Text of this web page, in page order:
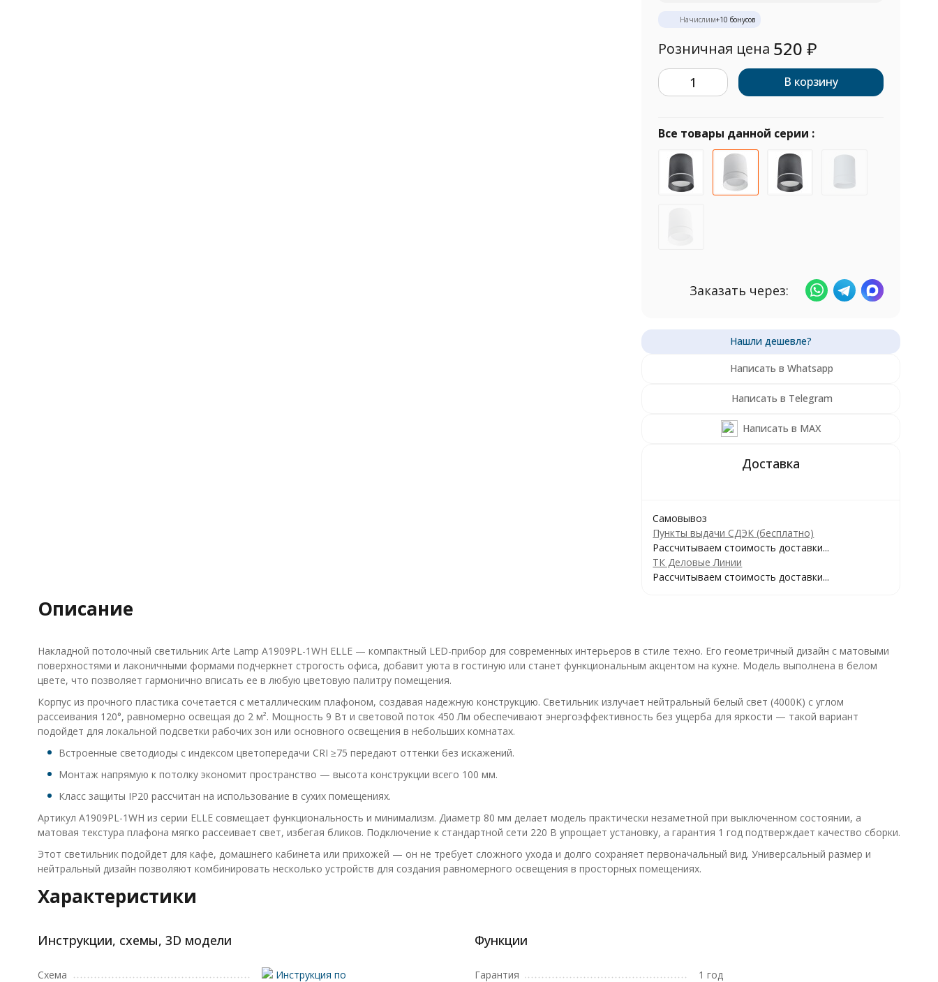
Начислим+10 бонусов
Розничная цена 520₽
В корзину
Все товары данной серии :
Заказать через:
Написать в Whatsapp
Написать в Telegram
Написать в MAX
Самовывоз
Пункты выдачи СДЭК (бесплатно)
Рассчитываем стоимость доставки...
ТК Деловые Линии
Рассчитываем стоимость доставки...
Описание
Накладной потолочный светильник Arte Lamp A1909PL-1WH ELLE — компактный LED-прибор для современных интерьеров в стиле техно. Его геометричный дизайн с матовыми
поверхностями и лаконичными формами подчеркнет строгость офиса, добавит уюта в гостиную или станет функциональным акцентом на кухне. Модель выполнена в белом
цвете, что позволяет гармонично вписать ее в любую цветовую палитру помещения.
Корпус из прочного пластика сочетается с металлическим плафоном, создавая надежную конструкцию. Светильник излучает нейтральный белый свет (4000K) с углом
рассеивания 120°, равномерно освещая до 2 м². Мощность 9 Вт и световой поток 450 Лм обеспечивают энергоэффективность без ущерба для яркости — такой вариант
подойдет для локальной подсветки рабочих зон или основного освещения в небольших комнатах.
Встроенные светодиоды с индексом цветопередачи CRI ≥75 передают оттенки без искажений.
Монтаж напрямую к потолку экономит пространство — высота конструкции всего 100 мм.
Класс защиты IP20 рассчитан на использование в сухих помещениях.
Артикул A1909PL-1WH из серии ELLE совмещает функциональность и минимализм. Диаметр 80 мм делает модель практически незаметной при выключенном состоянии, а
матовая текстура плафона мягко рассеивает свет, избегая бликов. Подключение к стандартной сети 220 В упрощает установку, а гарантия 1 год подтверждает качество сборки.
Этот светильник подойдет для кафе, домашнего кабинета или прихожей — он не требует сложного ухода и долго сохраняет первоначальный вид. Универсальный размер и
нейтральный дизайн позволяют комбинировать несколько устройств для создания равномерного освещения в просторных помещениях.
Характеристики
Инструкции, схемы, 3D модели
Схема
Инструкция по
Функции
Гарантия 1 год